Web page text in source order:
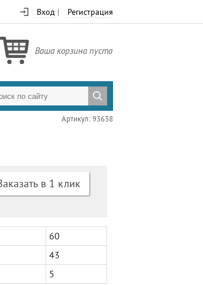
Вход | Регистрация
Ваша корзина пуста
Артикул: 93638
в 1 клик
60
43
5